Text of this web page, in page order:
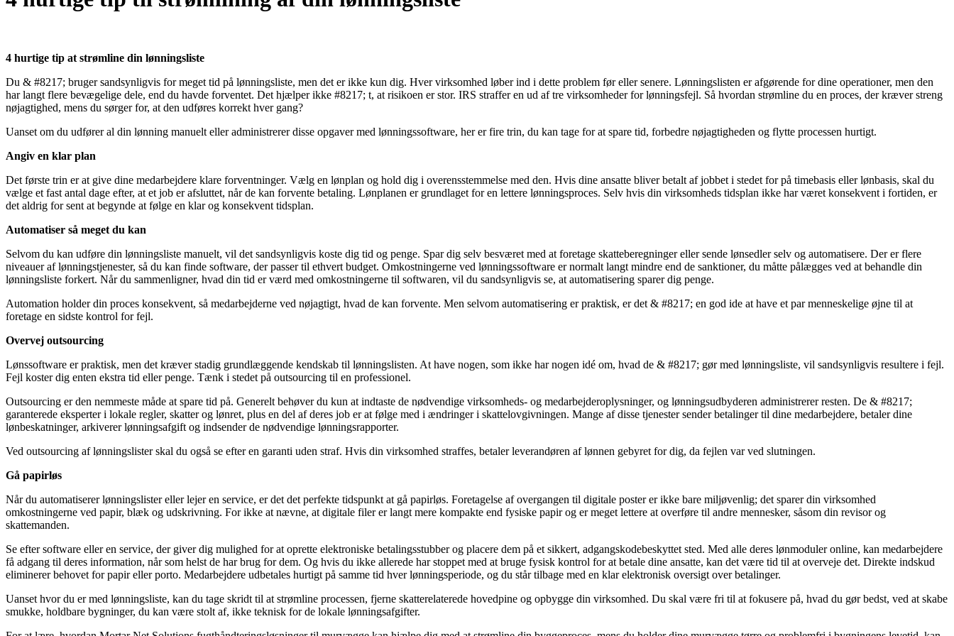
4 hurtige tip at strømline din lønningsliste
Du & #8217; bruger sandsynligvis for meget tid på lønningsliste, men det er ikke kun dig. Hver virksomhed løber ind i dette problem før eller senere. Lønningslisten er afgørende for dine operationer, men den
har langt flere bevægelige dele, end du havde forventet. Det hjælper ikke #8217; t, at risikoen er stor. IRS straffer en ud af tre virksomheder for lønningsfejl. Så hvordan strømline du en proces, der kræver streng
nøjagtighed, mens du sørger for, at den udføres korrekt hver gang?
Uanset om du udfører al din lønning manuelt eller administrerer disse opgaver med lønningssoftware, her er fire trin, du kan tage for at spare tid, forbedre nøjagtigheden og flytte processen hurtigt.
Angiv en klar plan
Det første trin er at give dine medarbejdere klare forventninger. Vælg en lønplan og hold dig i overensstemmelse med den. Hvis dine ansatte bliver betalt af jobbet i stedet for på timebasis eller lønbasis, skal du
vælge et fast antal dage efter, at et job er afsluttet, når de kan forvente betaling. Lønplanen er grundlaget for en lettere lønningsproces. Selv hvis din virksomheds tidsplan ikke har været konsekvent i fortiden, er
det aldrig for sent at begynde at følge en klar og konsekvent tidsplan.
Automatiser så meget du kan
Selvom du kan udføre din lønningsliste manuelt, vil det sandsynligvis koste dig tid og penge. Spar dig selv besværet med at foretage skatteberegninger eller sende lønsedler selv og automatisere. Der er flere
niveauer af lønningstjenester, så du kan finde software, der passer til ethvert budget. Omkostningerne ved lønningssoftware er normalt langt mindre end de sanktioner, du måtte pålægges ved at behandle din
lønningsliste forkert. Når du sammenligner, hvad din tid er værd med omkostningerne til softwaren, vil du sandsynligvis se, at automatisering sparer dig penge.
Automation holder din proces konsekvent, så medarbejderne ved nøjagtigt, hvad de kan forvente. Men selvom automatisering er praktisk, er det & #8217; en god ide at have et par menneskelige øjne til at
foretage en sidste kontrol for fejl.
Overvej outsourcing
Lønssoftware er praktisk, men det kræver stadig grundlæggende kendskab til lønningslisten. At have nogen, som ikke har nogen idé om, hvad de & #8217; gør med lønningsliste, vil sandsynligvis resultere i fejl.
Fejl koster dig enten ekstra tid eller penge. Tænk i stedet på outsourcing til en professionel.
Outsourcing er den nemmeste måde at spare tid på. Generelt behøver du kun at indtaste de nødvendige virksomheds- og medarbejderoplysninger, og lønningsudbyderen administrerer resten. De & #8217;
garanterede eksperter i lokale regler, skatter og lønret, plus en del af deres job er at følge med i ændringer i skattelovgivningen. Mange af disse tjenester sender betalinger til dine medarbejdere, betaler dine
lønbeskatninger, arkiverer lønningsafgift og indsender de nødvendige lønningsrapporter.
Ved outsourcing af lønningslister skal du også se efter en garanti uden straf. Hvis din virksomhed straffes, betaler leverandøren af lønnen gebyret for dig, da fejlen var ved slutningen.
Gå papirløs
Når du automatiserer lønningslister eller lejer en service, er det det perfekte tidspunkt at gå papirløs. Foretagelse af overgangen til digitale poster er ikke bare miljøvenlig; det sparer din virksomhed
omkostningerne ved papir, blæk og udskrivning. For ikke at nævne, at digitale filer er langt mere kompakte end fysiske papir og er meget lettere at overføre til andre mennesker, såsom din revisor og
skattemanden.
Se efter software eller en service, der giver dig mulighed for at oprette elektroniske betalingsstubber og placere dem på et sikkert, adgangskodebeskyttet sted. Med alle deres lønmoduler online, kan medarbejdere
få adgang til deres information, når som helst de har brug for dem. Og hvis du ikke allerede har stoppet med at bruge fysisk kontrol for at betale dine ansatte, kan det være tid til at overveje det. Direkte indskud
eliminerer behovet for papir eller porto. Medarbejdere udbetales hurtigt på samme tid hver lønningsperiode, og du står tilbage med en klar elektronisk oversigt over betalinger.
Uanset hvor du er med lønningsliste, kan du tage skridt til at strømline processen, fjerne skatterelaterede hovedpine og opbygge din virksomhed. Du skal være fri til at fokusere på, hvad du gør bedst, ved at skabe
smukke, holdbare bygninger, du kan være stolt af, ikke teknisk for de lokale lønningsafgifter.